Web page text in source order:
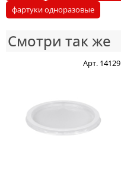
фартуки одноразовые
Смотри так же
Арт. 14129